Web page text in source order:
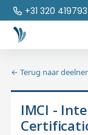
+31 320 419793
← Terug naar
IMCI -